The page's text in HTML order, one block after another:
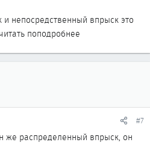
сломалось ТНВД от нашего
раскрыть...
инжеторных машин
здесь моно, а с помощью ТНВД
впрыск под высоким
непосредственный впрыск это
поподробнее
#7
же распределенный впрыск, он